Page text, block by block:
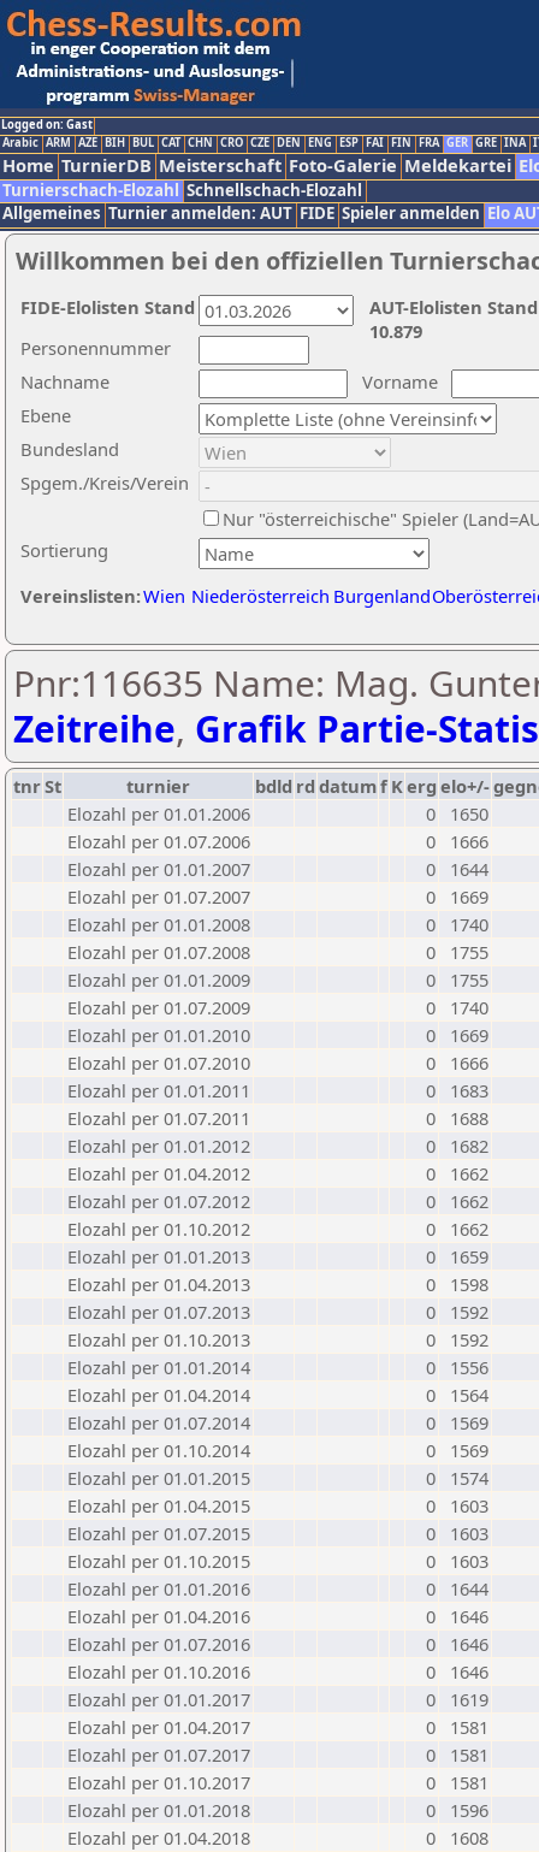
Logged on: Gast
Arabic ARM AZE BIH BUL CAT CHN CRO CZE DEN ENG ESP FAI FIN FRA GER GRE INA
Home TurnierDB Meisterschaft Foto-Galerie Meldekartei
Turnierschach-Elozahl Schnellschach-Elozahl
Allgemeines Turnier anmelden: AUT FIDE Spieler anmelden Elo
Willkommen bei den offiziellen
Nachname
Vorname
Ebene
Sortierung
Personennummer
Bundesland
Spgem./Kreis/Verein
Nur "österreichische" Spieler
Vereinslisten:Wien Niederösterreich Burgenland
AUT-Elolisten
10.879
FIDE-Elolisten Stand
Pnr:116635 Name: Mag.
Zeitreihe, Grafik Partie-
tnrSt turnier bdld rd datumf Kerg elo+/-
Elozahl per 01.01.2006
0
1650
Elozahl per 01.07.2006
0
1666
Elozahl per 01.01.2007
0
1644
Elozahl per 01.07.2007
0
1669
Elozahl per 01.01.2008
0
1740
Elozahl per 01.07.2008
0
1755
Elozahl per 01.01.2009
0
1755
Elozahl per 01.07.2009
0
1740
Elozahl per 01.01.2010
0
1669
Elozahl per 01.07.2010
0
1666
Elozahl per 01.01.2011
0
1683
Elozahl per 01.07.2011
0
1688
Elozahl per 01.01.2012
0
1682
Elozahl per 01.04.2012
0
1662
Elozahl per 01.07.2012
0
1662
Elozahl per 01.10.2012
0
1662
Elozahl per 01.01.2013
0
1659
Elozahl per 01.04.2013
0
1598
Elozahl per 01.07.2013
0
1592
Elozahl per 01.10.2013
0
1592
Elozahl per 01.01.2014
0
1556
Elozahl per 01.04.2014
0
1564
Elozahl per 01.07.2014
0
1569
Elozahl per 01.10.2014
0
1569
Elozahl per 01.01.2015
0
1574
Elozahl per 01.04.2015
0
1603
Elozahl per 01.07.2015
0
1603
Elozahl per 01.10.2015
0
1603
Elozahl per 01.01.2016
0
1644
Elozahl per 01.04.2016
0
1646
Elozahl per 01.07.2016
0
1646
Elozahl per 01.10.2016
0
1646
Elozahl per 01.01.2017
0
1619
Elozahl per 01.04.2017
0
1581
Elozahl per 01.07.2017
0
1581
Elozahl per 01.10.2017
0
1581
Elozahl per 01.01.2018
0
1596
Elozahl per 01.04.2018
0
1608